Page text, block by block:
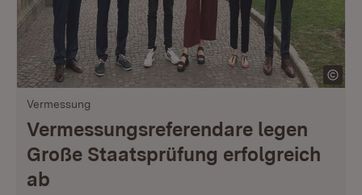
Vermessung
Vermessungsreferendare legen
Große Staatsprüfung erfolgreich
ab